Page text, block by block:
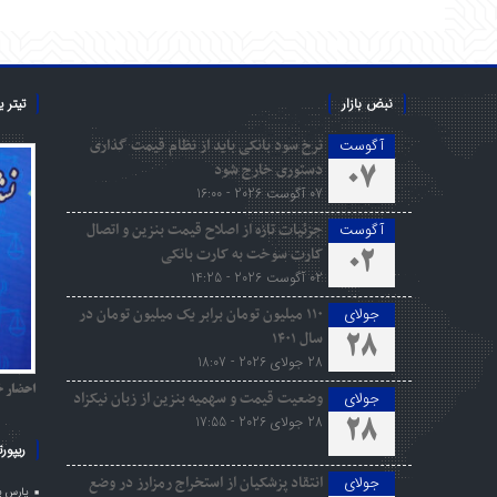
نبض بازار
آگوست
07
نرخ سود بانکی باید از نظام قیمت گذاری
دستوری خارج شود
07 آگوست 2026 - 16:00
آگوست
02
جزئیات تازه از اصلاح قیمت بنزین و اتصال
کارت سوخت به کارت بانکی
02 آگوست 2026 - 14:25
جولای
28
۱۱۰ میلیون تومان برابر یک میلیون تومان در
سال ۱۴۰۱
28 جولای 2026 - 18:07
جولای
28
وضعیت قیمت و سهمیه بنزین از زبان نیکزاد
28 جولای 2026 - 17:55
جولای
انتقاد پزشکیان از استخراج رمزارز در وضع
احضار
پارس